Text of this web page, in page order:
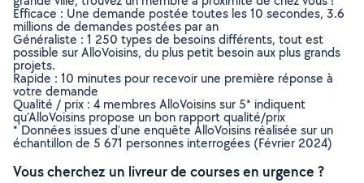
Efficace : Une demande postée toutes les 10 secondes, 3.6
millions de demandes postées par an
Généraliste : 1 250 types de besoins différents, tout est
possible sur AlloVoisins, du plus petit besoin aux plus grands
projets.
Rapide : 10 minutes pour recevoir une première réponse à
votre demande
Qualité / prix : 4 membres AlloVoisins sur 5* indiquent
qu’AlloVoisins propose un bon rapport qualité/prix
* Données issues d’une enquête AlloVoisins réalisée sur un
échantillon de 5 671 personnes interrogées (Février 2024)
Vous cherchez un livreur de courses en urgence ?